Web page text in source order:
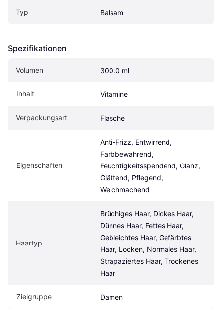
Typ Balsam
Spezifikationen
Volumen 300.0 ml
Inhalt Vitamine
Verpackungsart Flasche
Eigen­schaften
Anti-Frizz, Entwirrend,
Farbbewahrend,
Feuchtigkeitsspendend, Glanz,
Glättend, Pflegend,
Weichmachend
Haartyp
Brüchiges Haar, Dickes Haar,
Dünnes Haar, Fettes Haar,
Gebleichtes Haar, Gefärbtes
Haar, Locken, Normales Haar,
Strapaziertes Haar, Trockenes
Haar
Zielgruppe Damen